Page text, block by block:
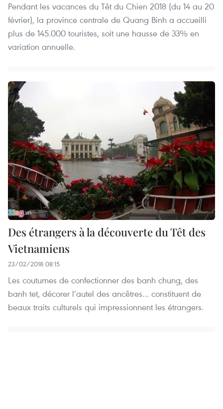
Pendant les vacances du Têt du Chien 2018 (du 14 au 20
février), la province centrale de Quang Binh a accueilli
plus de 145.000 touristes, soit une hausse de 33% en
variation annuelle.
Des étrangers à la découverte du Têt des
Vietnamiens
23/02/2018 08:15
Les coutumes de confectionner des banh chung, des
banh tet, décorer l’autel des ancêtres… constituent de
beaux traits culturels qui impressionnent les étrangers.